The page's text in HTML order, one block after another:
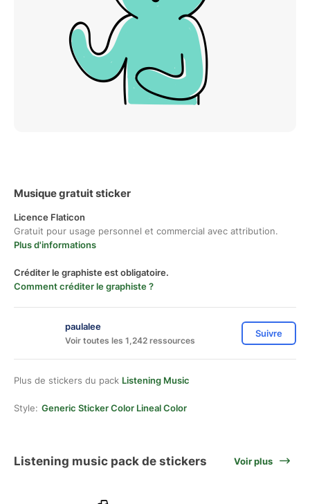
Musique gratuit sticker
Licence Flaticon
Gratuit pour usage personnel et commercial avec attribution.
Plus d'informations
Créditer le graphiste est obligatoire.
Comment créditer le graphiste ?
paulalee
Voir toutes les 1,242 ressources
Suivre
Plus de stickers du pack Listening Music
Style: Generic Sticker Color Lineal Color
Listening music pack de stickers Voir plus